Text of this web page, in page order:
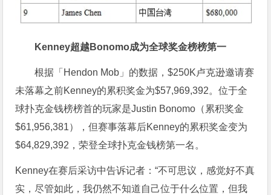
Kenney超越Bonomo成为全球奖金榜榜第一
根据「Hendon Mob」的数据，$250K卢克逊邀请赛
未落幕之前Kenney的累积奖金为$57,969,392。位于全
球扑克金钱榜榜首的玩家是Justin Bonomo（累积奖金
$61,956,381），但赛事落幕后Kenney的累积奖金变为
$64,829,392，荣登全球扑克金钱榜第一名。
Kenney在赛后采访中告诉记者：“不可思议，感觉好不真
实，尽管如此，我仍然不知道自己位于什么位置，但我